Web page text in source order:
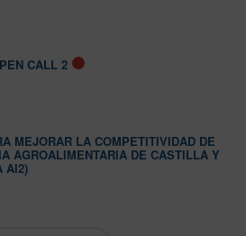
CALL 2
MEJORAR LA COMPETITIVIDAD DE
AGROALIMENTARIA DE CASTILLA Y
AI2)